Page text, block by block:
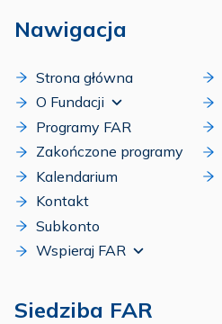
Nawigacja
Strona główna
O Fundacji
Programy FAR
Zakończone programy
Kalendarium
Kontakt
Subkonto
Wspieraj FAR
Siedziba FAR